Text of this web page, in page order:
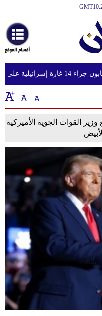
أخبارعاجلة
رياضة
ثقافة
إقتصاد
فن
صحة
سياحة
وسفر
ديكور
أخبار
إعلام
شرق وجنوب لبنان
القوات الجوية الأميركية